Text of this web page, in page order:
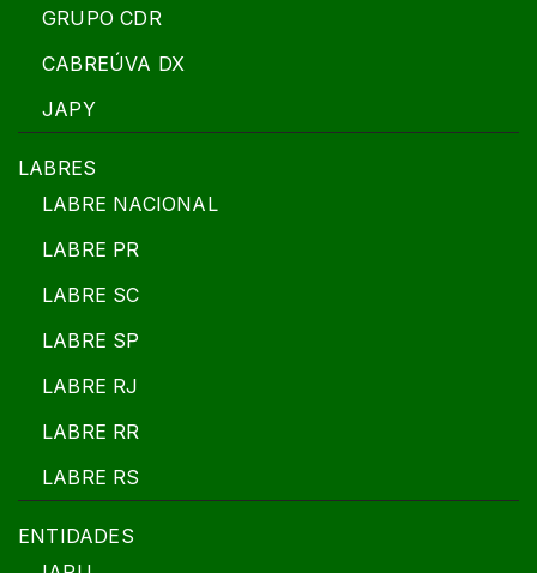
GRUPO CDR
CABREÚVA DX
JAPY
LABRES
LABRE NACIONAL
LABRE PR
LABRE SC
LABRE SP
LABRE RJ
LABRE RR
LABRE RS
ENTIDADES